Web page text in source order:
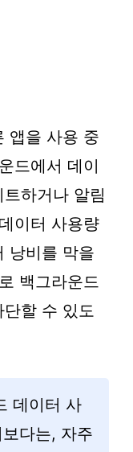
앱을 사용 중
드에서 데이
하거나 알림
이터 사용량
낭비를 막을
백그라운드
할 수 있도
데이터 사
다는, 자주